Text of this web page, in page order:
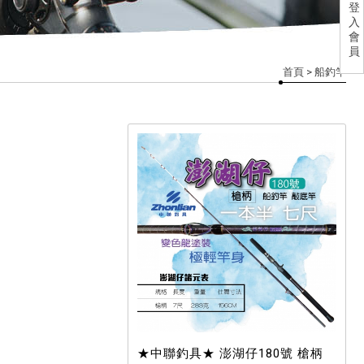
登
入
會
員
首頁 > 船釣竿
★中聯釣具★ 澎湖仔180號 槍柄